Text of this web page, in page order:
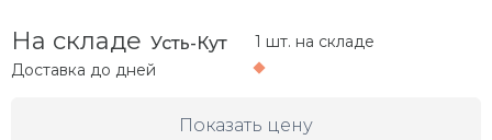
На складе Усть-Кут
Доставка до дней
1 шт. на складе
Показать цену